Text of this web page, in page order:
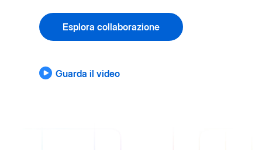
Esplora collaborazione
Guarda il video